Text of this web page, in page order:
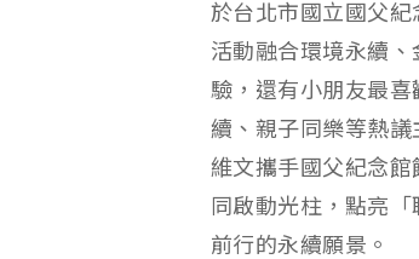
於台北市國立國父紀
活動融合環境永續
驗，還有小朋友最
續、親子同樂等熱
維文攜手國父紀念
同啟動光柱，點亮
前行的永續願景。